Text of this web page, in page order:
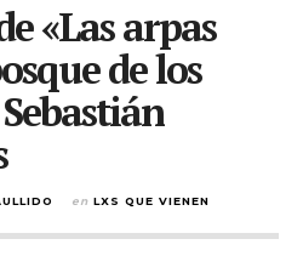
«Las arpas
de los
en LXS QUE VIENEN